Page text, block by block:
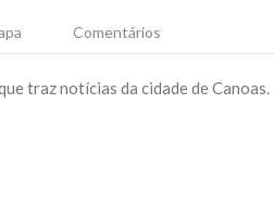
Comentários
traz notícias da cidade de Canoas.